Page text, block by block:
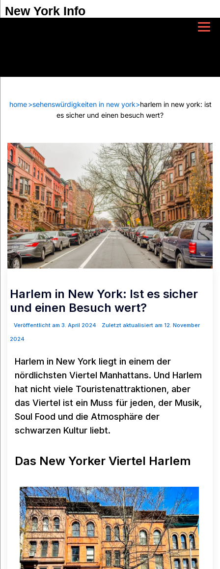
New York Info
home>sehenswürdigkeiten in new york>harlem in new york: ist
es sicher und einen besuch wert?
Harlem in New York: Ist es sicher
und einen Besuch wert?
Veröffentlicht am 3. April 2024
Zuletzt aktualisiert am 12. November
2024
Harlem in New York liegt in einem der
nördlichsten Viertel Manhattans. Und Harlem
hat nicht viele Touristenattraktionen, aber
das Viertel ist ein Muss für jeden, der Musik,
Soul Food und die Atmosphäre der
schwarzen Kultur liebt.
Das New Yorker Viertel Harlem